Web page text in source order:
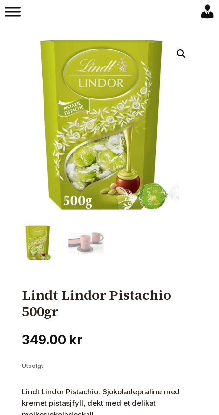
Lindt Lindor Pistachio
500gr
349.00 kr
Utsolgt
Lindt Lindor Pistachio. Sjokoladepraline med
kremet pistasjfyll, dekt med et delikat